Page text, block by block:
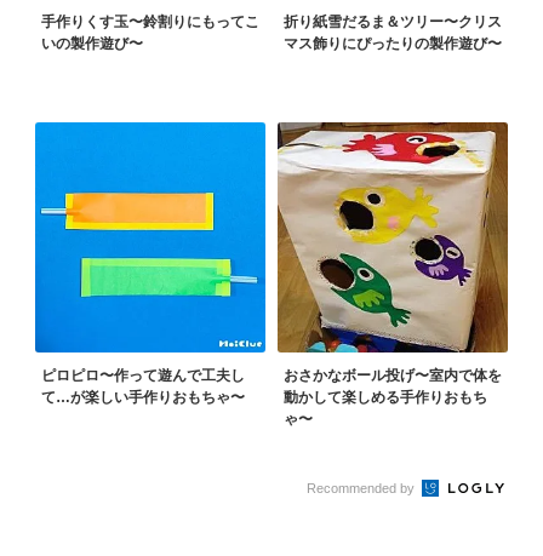
手作りくす玉〜鈴割りにもってこ
いの製作遊び〜
折り紙雪だるま＆ツリー〜クリス
マス飾りにぴったりの製作遊び〜
ピロピロ〜作って遊んで工夫し
て…が楽しい手作りおもちゃ〜
おさかなボール投げ〜室内で体を
動かして楽しめる手作りおもち
ゃ〜
Recommended by